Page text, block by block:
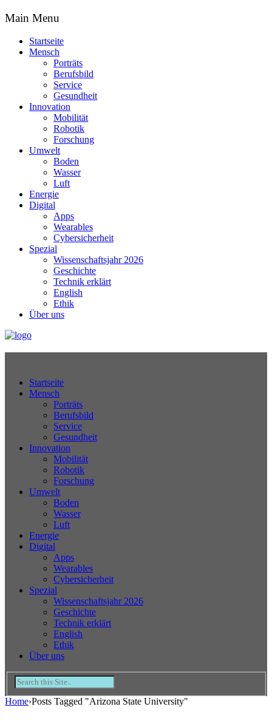
Main Menu
Startseite
Mensch
Porträts
Berufsbild
Service
Gesundheit
Innovation
Mobilität
Robotik
Forschung
Umwelt
Boden
Wasser
Luft
Energie
Digital
Apps
Wearables
Cybersicherheit
Spezial
Wissenschaftsjahr 2026
Geschichte
Technik erklärt
English
Ethik
Über uns
Startseite
Mensch
Porträts
Berufsbild
Service
Gesundheit
Innovation
Mobilität
Robotik
Forschung
Umwelt
Boden
Wasser
Luft
Energie
Digital
Apps
Wearables
Cybersicherheit
Spezial
Wissenschaftsjahr 2026
Geschichte
Technik erklärt
English
Ethik
Über uns
Home›Posts Tagged "Arizona State University"